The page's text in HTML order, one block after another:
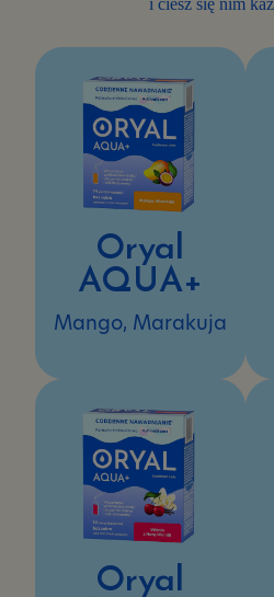
wiedzieć
i ciesz się nim
Oryal
AQUA+
Mango, Marakuja
Oryal